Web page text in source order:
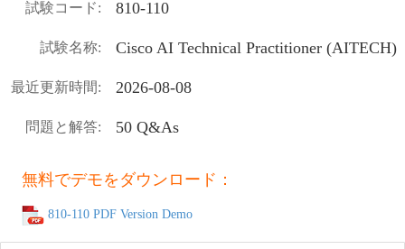
試験コード: 810-110
試験名称: Cisco AI Technical Practitioner (AITECH)
最近更新時間: 2026-08-08
問題と解答: 50 Q&As
無料でデモをダウンロード：
810-110 PDF Version Demo